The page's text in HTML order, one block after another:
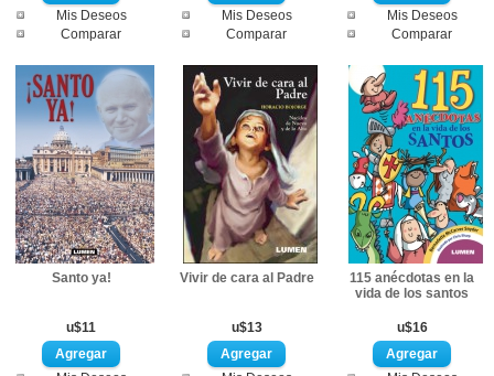
Mis Deseos
Comparar
Mis Deseos
Comparar
Mis Deseos
Comparar
Santo ya!
u$11
Vivir de cara al Padre
u$13
115 anécdotas en la
vida de los santos
u$16